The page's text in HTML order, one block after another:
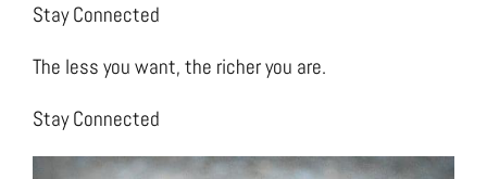
Stay Connected
The less you want, the richer you are.
Stay Connected